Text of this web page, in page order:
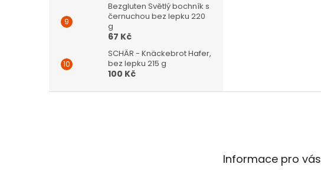
Bezgluten Světlý bochník s
černuchou bez lepku 220
g
67 Kč
SCHÄR - Knäckebrot Hafer,
bez lepku 215 g
100 Kč
Informace pro vás